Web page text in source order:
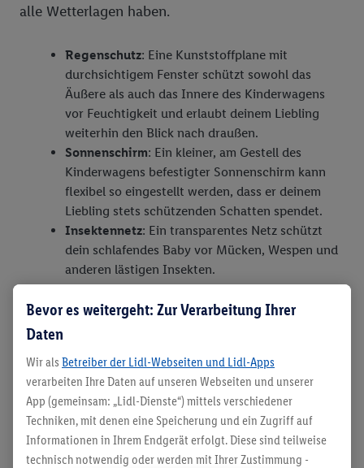
alle Wetterlagen haben.
Regenschutz: Eine Kunststoffplane mit
durchsichtigem Fenster schützt sowohl das
Äußere als auch das Innere des Kinderwagens
vor Feuchtigkeit und erlaubt deinem Liebling
weiterhin den Blick nach draußen.
Sonnenschirm: Ein kleiner, am Gestell des
Kinderwagens befestigter Sonnenschirm kann
flexibel so eingestellt werden, dass er deinem
Liebling stets schützenden Schatten spendet.
Insektennetz: Ein transparentes Netz schützt
dein schlafendes Baby vor Mücken, Wespen und
anderen lästigen Insekten.
Kinderwagen-Ausstattung für
die Eltern
Hast du sichergestellt, dass dein kleiner
Sonnenschein alles Nötige hat, solltest du auch an
dich denken. Es gibt für den Kinderwagen eine
Bevor es weitergeht: Zur Verarbeitung Ihrer
Daten
Wir als Betreiber der Lidl-Webseiten und Lidl-Apps
verarbeiten Ihre Daten auf unseren Webseiten und unserer
App (gemeinsam: „Lidl-Dienste“) mittels verschiedener
Techniken, mit denen eine Speicherung und ein Zugriff auf
Informationen in Ihrem Endgerät erfolgt. Diese sind teilweise
technisch notwendig oder werden mit Ihrer Zustimmung -